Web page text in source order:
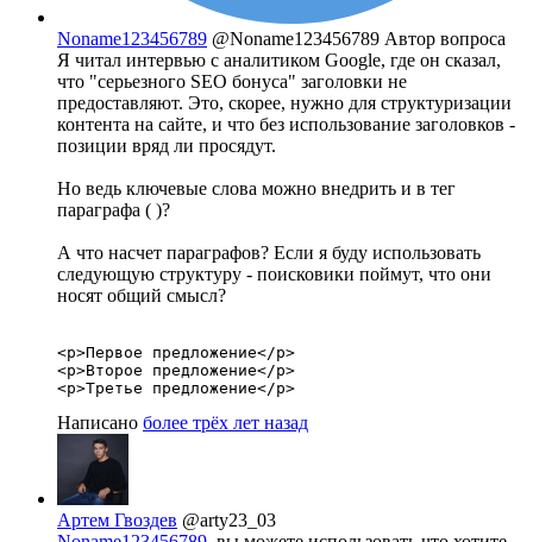
Noname123456789 @Noname123456789 Автор вопроса
Я читал интервью с аналитиком Google, где он сказал,
что "серьезного SEO бонуса" заголовки не
предоставляют. Это, скорее, нужно для структуризации
контента на сайте, и что без использование заголовков -
позиции вряд ли просядут.
Но ведь ключевые слова можно внедрить и в тег
параграфа ( )?
А что насчет параграфов? Если я буду использовать
следующую структуру - поисковики поймут, что они
носят общий смысл?
<p>Первое предложение</p>
<p>Второе предложение</p>
<p>Третье предложение</p>
Написано более трёх лет назад
Артем Гвоздев @arty23_03